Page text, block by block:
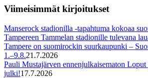
Viimeisimmät kirjoitukset
Manserock stadionilla -tapahtuma kokoaa
Tampereen Tammelan stadionille tulevana
Tampere on suomirockin suurkaupunki –
1.–9.8.21.7.2026
Pauli Mustajärven ennenjulkaisematon
julki!17.7.2026